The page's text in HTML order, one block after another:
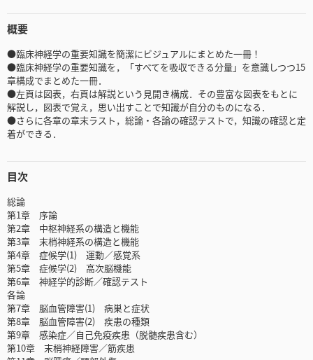
概要
●臨床神経学の重要知識を簡潔にビジュアルにまとめた一冊！
●臨床神経学の重要知識を，「すべてを吸収できる分量」を意識しつつ15
章構成でまとめた一冊．
●左頁は図表，右頁は解説という見開き構成．その豊富な図表をもとに
解説し，図表で覚え，思い出すことで知識が自分のものになる．
●さらに各章の章末ラスト，総論・各論の確認テストで，知識の確認と定
着ができる．
目次
総論
第1章 序論
第2章 中枢神経系の構造と機能
第3章 末梢神経系の構造と機能
第4章 症候学(1) 運動／感覚系
第5章 症候学(2) 高次脳機能
第6章 神経学的診断／確認テスト
各論
第7章 脳血管障害(1) 病巣と症状
第8章 脳血管障害(2) 疾患の種類
第9章 感染症／自己免疫疾患（脱髄疾患含む）
第10章 末梢神経障害／筋疾患